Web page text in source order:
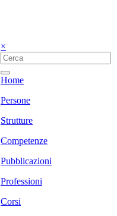
×
Home
Persone
Strutture
Competenze
Pubblicazioni
Professioni
Corsi